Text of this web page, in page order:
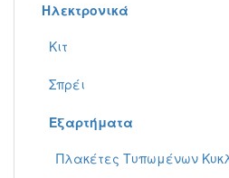
Ηλεκτρονικά
Κιτ
Σπρέι
Εξαρτήματα
Πλακέτες Τυπωμένων